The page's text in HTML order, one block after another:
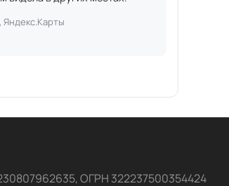
Яндекс.Карты
ОГРН 322237500354424